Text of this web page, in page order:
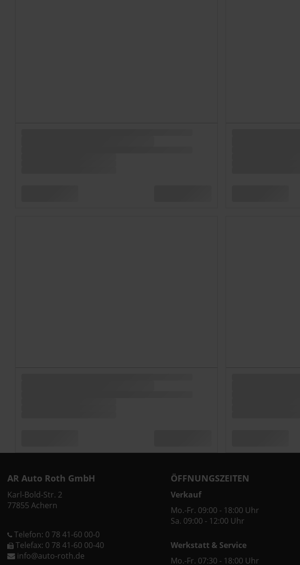
AR Auto Roth GmbH
Karl-Bold-Str. 2
77855 Achern
Telefon: 0 78 41-60 00-0
Telefax: 0 78 41-60 00-40
info@auto-roth.de
ÖFFNUNGSZEITEN
Verkauf
Mo.-Fr. 09:00 - 18:00 Uhr
Sa. 09:00 - 12:00 Uhr
Werkstatt & Service
Mo.-Fr. 07:30 - 18:00 Uhr